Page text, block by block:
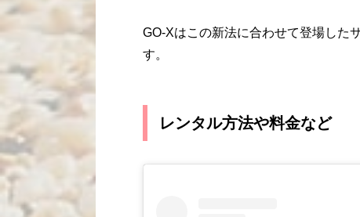
GO-Xはこの新法に合わせて登場した
す。
レンタル方法や料金など